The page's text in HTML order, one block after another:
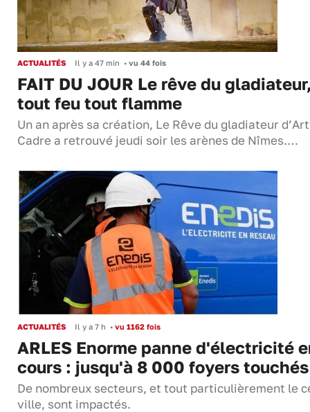
ACTUALITÉS Il y a 47 min • vu 44 fois
FAIT DU JOUR Le rêve du
tout feu tout flamme
Un an après sa création, Le Rêve du gladiateur
Cadre a retrouvé jeudi soir les arènes de Nîmes.…
ACTUALITÉS Il y a 7 h • vu 1162 fois
ARLES Enorme panne d'électricité
cours : jusqu'à 8 000 foyers touchés
De nombreux secteurs, et tout particulièrement le
ville, sont impactés.